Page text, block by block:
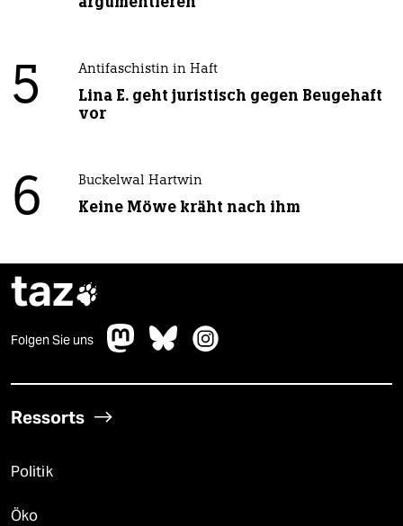
5 Antifaschistin in Haft
Lina E. geht juristisch gegen Beugehaft
vor
6 Buckelwal Hartwin
Keine Möwe kräht nach ihm
taz
Folgen Sie uns
Ressorts
Politik
Öko